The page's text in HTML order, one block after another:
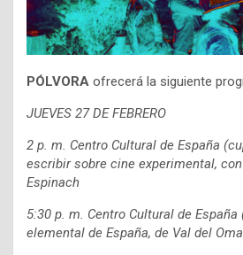
PÓLVORA ofrecerá la siguiente
JUEVES 27 DE FEBRERO
2 p. m. Centro Cultural de España
escribir sobre cine experimental,
Espinach
5:30 p. m. Centro Cultural de
elemental de España, de Val del